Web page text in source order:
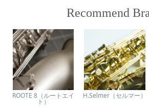
Recommend
ROOTE 8（ルートエイ
ト）
H.Selmer（セルマー）